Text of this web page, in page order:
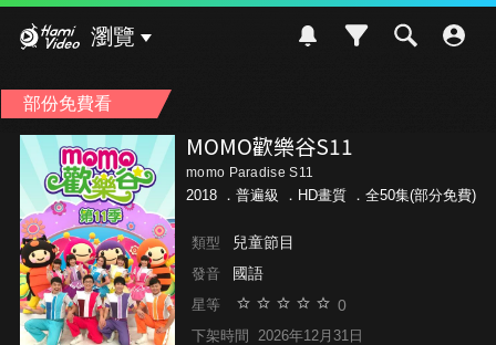
瀏覽
部份免費看
MOMO歡樂谷S11
momo Paradise S11
2018 ． 普遍級 ．HD畫質 ．全50集(部分免費)
類型 兒童節目
發音 國語
星等 0
下架時間 2026年12月31日